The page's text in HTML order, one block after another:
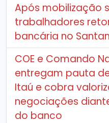
Após mobilização
trabalhadores
bancária no
COE e Comando
entregam pauta
Itaú e cobra
negociações
do banco